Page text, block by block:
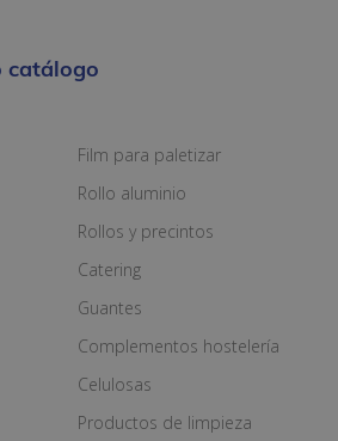
catálogo
Film para paletizar
Rollo aluminio
Rollos y precintos
Catering
Guantes
Complementos hostelería
Celulosas
Productos de limpieza